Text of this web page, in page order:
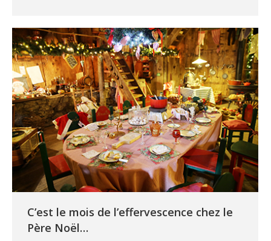
C’est le mois de l’effervescence chez le
Père Noël…